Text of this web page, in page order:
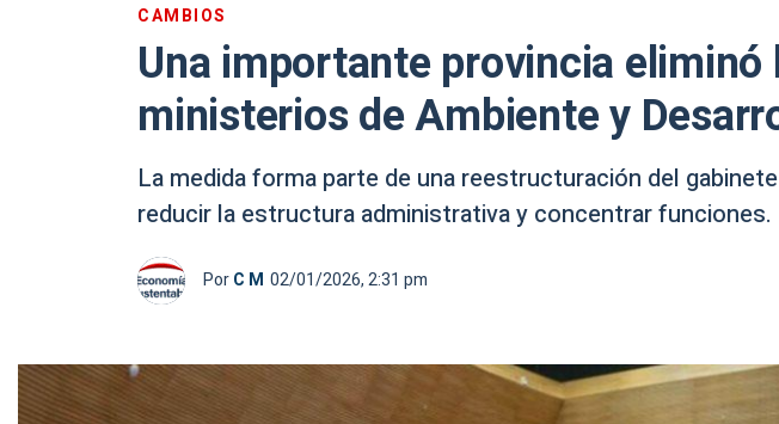
CAMBIOS
Una importante provincia eliminó
ministerios de Ambiente y
La medida forma parte de una reestructuración del
reducir la estructura administrativa y concentrar
PorC M 02/01/2026, 2:31 pm